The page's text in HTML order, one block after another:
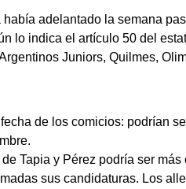
había adelantado la semana
lo indica el artículo 50 del
Juniors, Quilmes,
de los comicios: podrían
Tapia y Pérez podría ser
sus candidaturas. Los